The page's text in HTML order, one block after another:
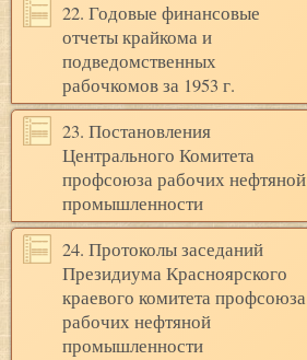
22. Годовые финансовые
отчеты крайкома и
подведомственных
рабочкомов за 1953 г.
23. Постановления
Центрального Комитета
профсоюза рабочих нефтяной
промышленности
24. Протоколы заседаний
Президиума Красноярского
краевого комитета профсоюза
рабочих нефтяной
промышленности